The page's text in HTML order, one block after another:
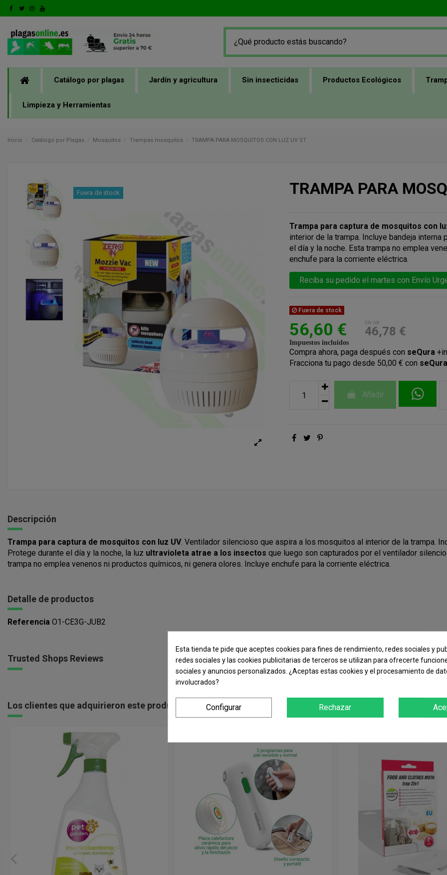
Catálogo por plagas Jardín y agricultura Sin insecticidas Productos Ecológicos
Limpieza y Herramientas
Inicio Catálogo por Plagas Mosquitos Trampas mosquitos TRAMPA PARA MOSQUITOS CON LUZ UV ST
Fuera de stock TRAMPA PARA
Trampa para captura de mosquitos con
interior de la trampa. Incluye bandeja
el día y la noche. Esta trampa no emplea
enchufe para la corriente eléctrica.
Reciba su pedido el martes con Envío
Fuera de stock
56,60 € SIN IVA
46,78 €
Impuestos incluidos
Compra ahora, paga después con seQura
Fracciona tu pago desde 50,00 € con
Añadir
Descripción
Trampa para captura de mosquitos con luz UV. Ventilador silencioso que aspira a los mosquitos al interior de la trampa.
Protege durante el día y la noche, la luz ultravioleta atrae a los insectos que luego son capturados por el ventilador
trampa no emplea venenos ni productos químicos, ni genera olores. Incluye enchufe para la corriente eléctrica.
Detalle de productos
Referencia O1-CE3G-JUB2
Trusted Shops Reviews
Los clientes que adquirieron este producto también compraron:
Esta tienda te pide que aceptes cookies para fines de rendimiento, redes sociales y
redes sociales y las cookies publicitarias de terceros se utilizan para ofrecerte
sociales y anuncios personalizados. ¿Aceptas estas cookies y el procesamiento de
involucrados?
Configurar Rechazar